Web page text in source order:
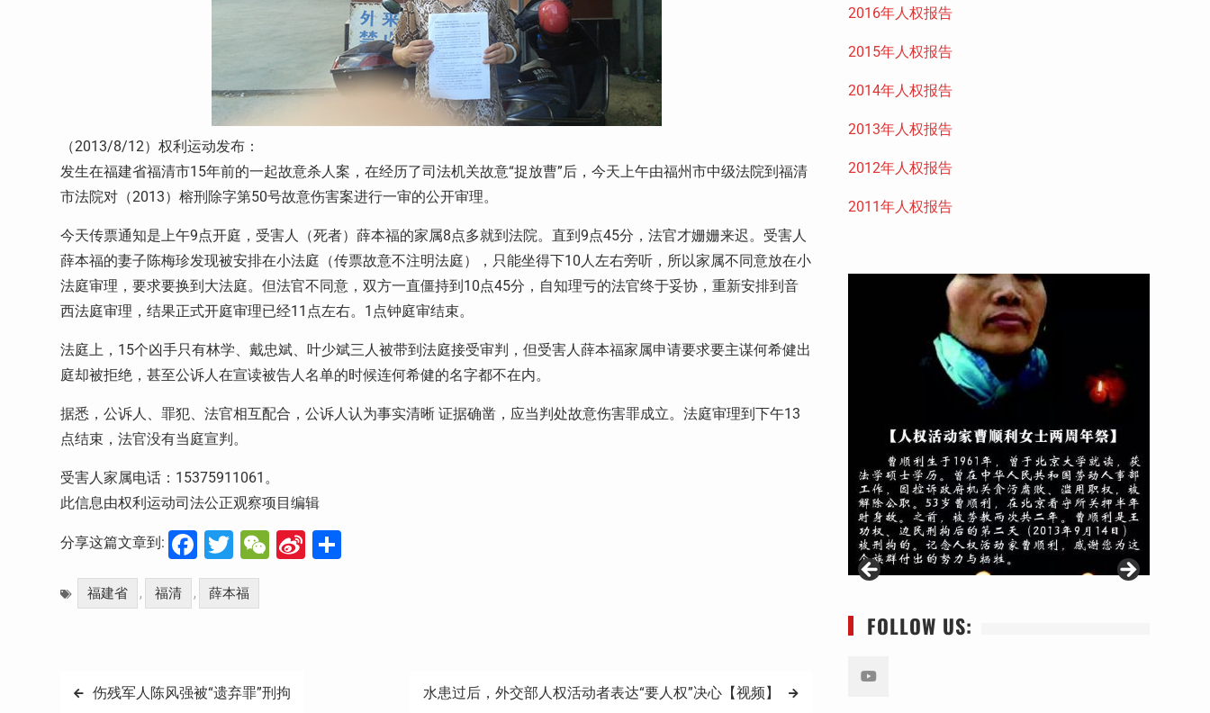
（2013/8/12）权利运动发布：
发生在福建省福清市15年前的一起故意杀人案，在经历了司法机关故意“捉放曹”后，今天上午由福州市中级法院到福清
市法院对（2013）榕刑除字第50号故意伤害案进行一审的公开审理。
今天传票通知是上午9点开庭，受害人（死者）薛本福的家属8点多就到法院。直到9点45分，法官才姗姗来迟。受害人
薛本福的妻子陈梅珍发现被安排在小法庭（传票故意不注明法庭），只能坐得下10人左右旁听，所以家属不同意放在小
法庭审理，要求要换到大法庭。但法官不同意，双方一直僵持到10点45分，自知理亏的法官终于妥协，重新安排到音
西法庭审理，结果正式开庭审理已经11点左右。1点钟庭审结束。
法庭上，15个凶手只有林学、戴忠斌、叶少斌三人被带到法庭接受审判，但受害人薛本福家属申请要求要主谋何希健出
庭却被拒绝，甚至公诉人在宣读被告人名单的时候连何希健的名字都不在内。
据悉，公诉人、罪犯、法官相互配合，公诉人认为事实清晰 证据确凿，应当判处故意伤害罪成立。法庭审理到下午13
点结束，法官没有当庭宣判。
受害人家属电话：15375911061。
此信息由权利运动司法公正观察项目编辑
分享这篇文章到: Facebook
Twitter
WeChat
Sina
福建省 , 福清 , 薛本福
文 伤残军人陈风强被“遗弃罪”刑拘 水患过后，外交部人权活动者表达“要人权”决心【视频】
2016年人权报告
2015年人权报告
2014年人权报告
2013年人权报告
2012年人权报告
2011年人权报告
FOLLOW US: